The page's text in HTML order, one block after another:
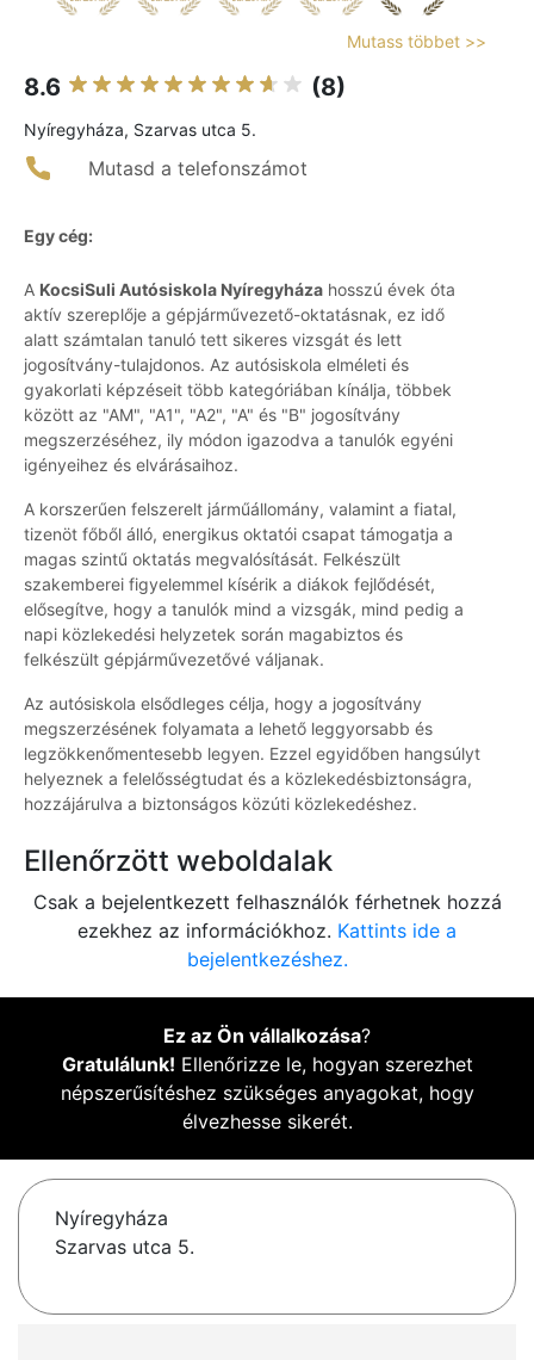
Mutass többet >>
8.6 (8)
Nyíregyháza, Szarvas utca 5.
Mutasd a telefonszámot
Egy cég:
A KocsiSuli Autósiskola Nyíregyháza hosszú évek óta
aktív szereplője a gépjárművezető-oktatásnak, ez idő
alatt számtalan tanuló tett sikeres vizsgát és lett
jogosítvány-tulajdonos. Az autósiskola elméleti és
gyakorlati képzéseit több kategóriában kínálja, többek
között az "AM", "A1", "A2", "A" és "B" jogosítvány
megszerzéséhez, ily módon igazodva a tanulók egyéni
igényeihez és elvárásaihoz.
A korszerűen felszerelt járműállomány, valamint a fiatal,
tizenöt főből álló, energikus oktatói csapat támogatja a
magas szintű oktatás megvalósítását. Felkészült
szakemberei figyelemmel kísérik a diákok fejlődését,
elősegítve, hogy a tanulók mind a vizsgák, mind pedig a
napi közlekedési helyzetek során magabiztos és
felkészült gépjárművezetővé váljanak.
Az autósiskola elsődleges célja, hogy a jogosítvány
megszerzésének folyamata a lehető leggyorsabb és
legzökkenőmentesebb legyen. Ezzel egyidőben hangsúlyt
helyeznek a felelősségtudat és a közlekedésbiztonságra,
hozzájárulva a biztonságos közúti közlekedéshez.
Ellenőrzött weboldalak
Csak a bejelentkezett felhasználók férhetnek hozzá
ezekhez az információkhoz. Kattints ide a
bejelentkezéshez.
Ez az Ön vállalkozása?
Gratulálunk! Ellenőrizze le, hogyan szerezhet
népszerűsítéshez szükséges anyagokat, hogy
élvezhesse sikerét.
Nyíregyháza
Szarvas utca 5.